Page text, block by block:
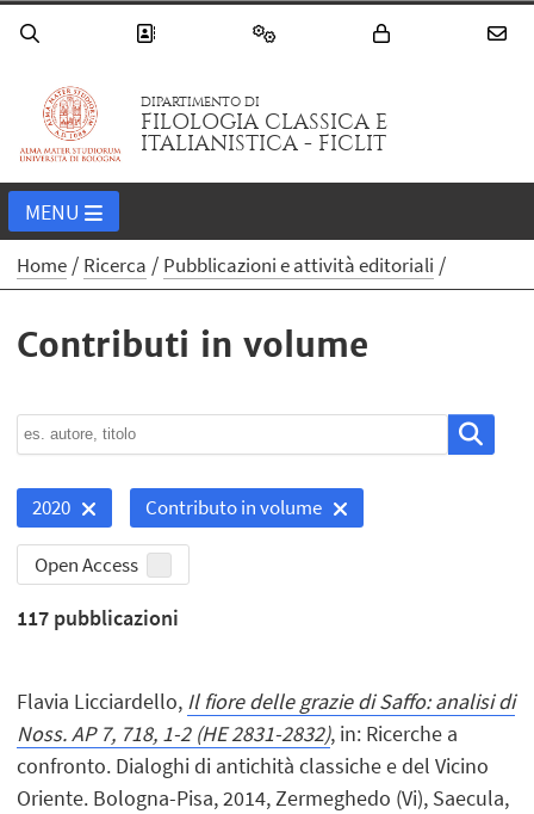
DIPARTIMENTO DI
FILOLOGIA CLASSICA E
ITALIANISTICA - FICLIT
MENU
Home Ricerca Pubblicazioni e attività editoriali
Contributi in volume
2020 Contributo in volume
Open Access
117 pubblicazioni
Flavia Licciardello, Il fiore delle grazie di Saffo: analisi di
Noss. AP 7, 718, 1-2 (HE 2831-2832), in: Ricerche a
confronto. Dialoghi di antichità classiche e del Vicino
Oriente. Bologna-Pisa, 2014, Zermeghedo (Vi), Saecula,